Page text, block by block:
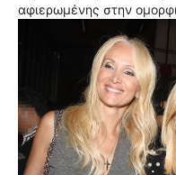
αφιερωμένης στην